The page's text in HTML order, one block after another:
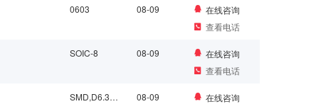
0603 08-09
在线咨询
查看电话
SOIC-8 08-09
在线咨询
查看电话
SMD,D6.3xL5.8mm 08-09
在线咨询